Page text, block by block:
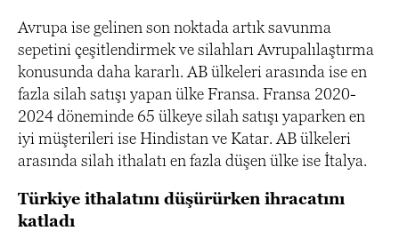
Avrupa ise gelinen son noktada artık savunma
sepetini çeşitlendirmek ve silahları Avrupalılaştırma
konusunda daha kararlı. AB ülkeleri arasında ise en
fazla silah satışı yapan ülke Fransa. Fransa 2020-
2024 döneminde 65 ülkeye silah satışı yaparken en
iyi müşterileri ise Hindistan ve Katar. AB ülkeleri
arasında silah ithalatı en fazla düşen ülke ise İtalya.
Türkiye ithalatını düşürürken ihracatını
katladı